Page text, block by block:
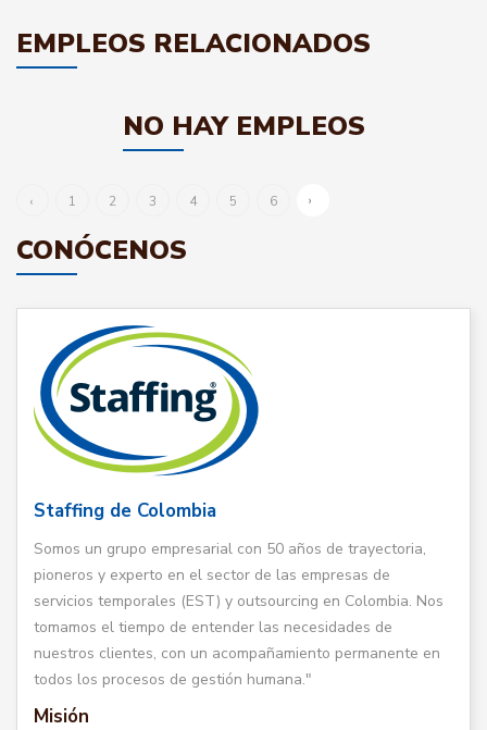
EMPLEOS RELACIONADOS
NO HAY EMPLEOS
‹ 1 2 3 4 5 6 ›
CONÓCENOS
Staffing de Colombia
Somos un grupo empresarial con 50 años de trayectoria,
pioneros y experto en el sector de las empresas de
servicios temporales (EST) y outsourcing en Colombia. Nos
tomamos el tiempo de entender las necesidades de
nuestros clientes, con un acompañamiento permanente en
todos los procesos de gestión humana."
Misión